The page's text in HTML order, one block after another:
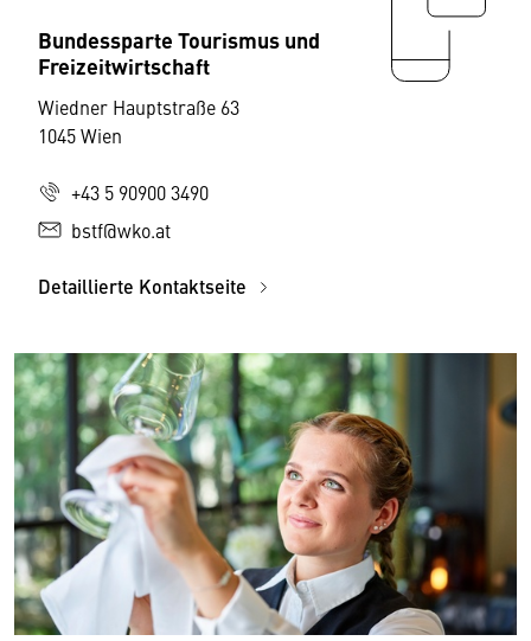
Bundessparte Tourismus und
Freizeitwirtschaft
Wiedner Hauptstraße 63
1045 Wien
+43 5 90900 3490
bstf@wko.at
Detaillierte Kontaktseite